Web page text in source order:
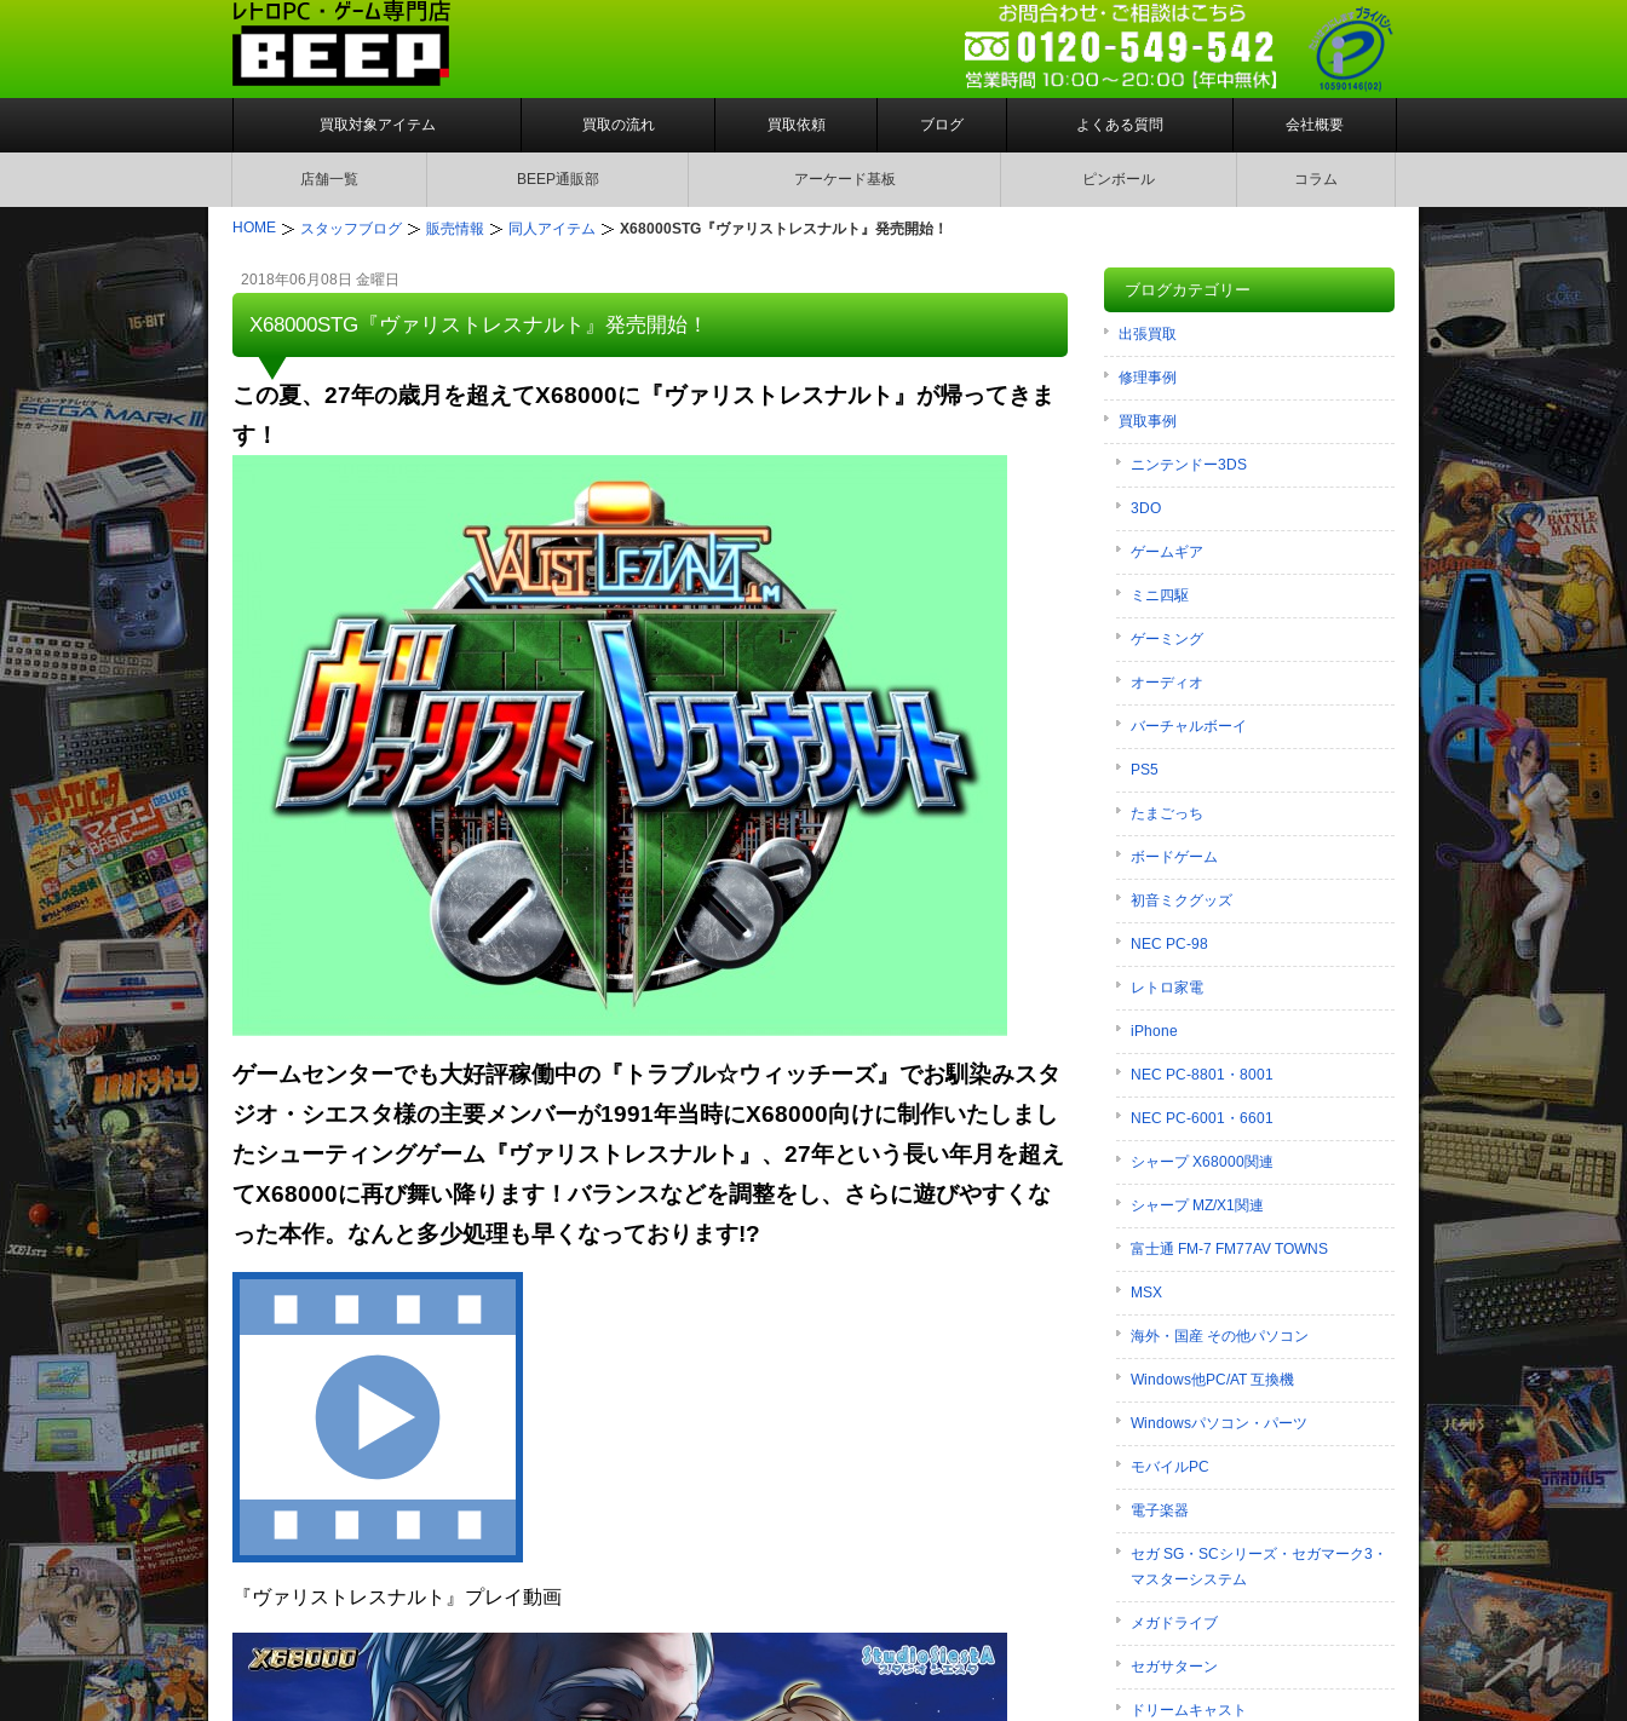
買取対象アイテム 買取の流れ 買取依頼 ブログ よくある質問 会社概要
店舗一覧 BEEP通販部 アーケード基板 ピンボール コラム
HOME スタッフブログ 販売情報 同人アイテム X68000STG『ヴァリストレスナルト』発売開始！
2018年06月08日 金曜日
X68000STG『ヴァリストレスナルト』発売開始！
この夏、27年の歳月を超えてX68000に『ヴァリストレスナルト』が帰ってきま
す！
ゲームセンターでも大好評稼働中の『トラブル☆ウィッチーズ』でお馴染みスタ
ジオ・シエスタ様の主要メンバーが1991年当時にX68000向けに制作いたしまし
たシューティングゲーム『ヴァリストレスナルト』、27年という長い年月を超え
てX68000に再び舞い降ります！バランスなどを調整をし、さらに遊びやすくな
った本作。なんと多少処理も早くなっております!?
『ヴァリストレスナルト』プレイ動画
ブログカテゴリー
出張買取
修理事例
買取事例
ニンテンドー3DS
3DO
ゲームギア
ミニ四駆
ゲーミング
オーディオ
バーチャルボーイ
PS5
たまごっち
ボードゲーム
初音ミクグッズ
NEC PC-98
レトロ家電
iPhone
NEC PC-8801・8001
NEC PC-6001・6601
シャープ X68000関連
シャープ MZ/X1関連
富士通 FM-7 FM77AV TOWNS
MSX
海外・国産 その他パソコン
Windows他PC/AT 互換機
Windowsパソコン・パーツ
モバイルPC
電子楽器
セガ SG・SCシリーズ・セガマーク3・
マスターシステム
メガドライブ
セガサターン
ドリームキャスト